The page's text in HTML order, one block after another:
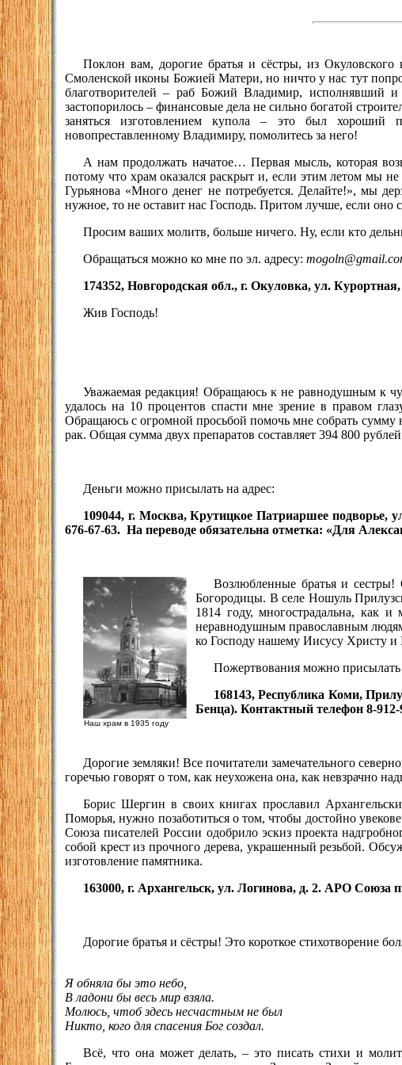
Поклон вам, дорогие братья и сёстры, из
Смоленской иконы Божией Матери, но ничто у нас тут
благотворителей – раб Божий Владимир, исполнявший
застопорилось – финансовые дела не сильно богатой
заняться изготовлением купола – это был
новопреставленному Владимиру, помолитесь за него!
А нам продолжать начатое… Первая мысль, которая
потому что храм оказался раскрыт и, если этим летом мы
Гурьянова «Много денег не потребуется. Делайте!», мы
нужное, то не оставит нас Господь. Притом лучше, если оно
Просим ваших молитв, больше ничего. Ну, если кто
Обращаться можно ко мне по эл. адресу:
174352, Новгородская обл., г. Окуловка, ул.
Жив Господь!
Уважаемая редакция! Обращаюсь к не равнодушным к
удалось на 10 процентов спасти мне зрение в правом
Обращаюсь с огромной просьбой помочь мне собрать сумму
рак. Общая сумма двух препаратов составляет 394 800
Деньги можно присылать на адрес:
109044, г. Москва, Крутицкое Патриаршее подворье,
676-67-63. На переводе обязательна отметка: «Для
Наш храм в 1935 году
Возлюбленные братья и
Богородицы. В селе Ношуль
1814 году, многострадальна, как
неравнодушным православным
ко Господу нашему Иисусу Христу
Пожертвования можно присылать
168143, Республика Коми,
Бенца). Контактный телефон 8-912-
Дорогие земляки! Все почитатели замечательного
горечью говорят о том, как неухожена она, как невзрачно
Борис Шергин в своих книгах прославил
Поморья, нужно позаботиться о том, чтобы достойно
Союза писателей России одобрило эскиз проекта
собой крест из прочного дерева, украшенный резьбой.
изготовление памятника.
163000, г. Архангельск, ул. Логинова, д. 2. АРО Союза
Дорогие братья и сёстры! Это короткое стихотворение
Я обняла бы это небо,
В ладони бы весь мир взяла.
Молюсь, чтоб здесь несчастным не был
Никто, кого для спасения Бог создал.
Всё, что она может делать, – это писать стихи и